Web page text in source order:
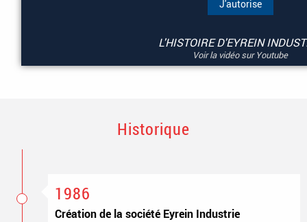
J'autorise
L'HISTOIRE D'EYREIN
Voir la vidéo sur Youtube
Historique
1986
Création de la société Eyrein Industrie